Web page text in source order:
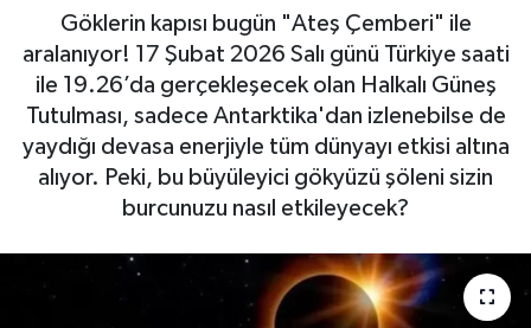
Göklerin kapısı bugün "Ateş Çemberi" ile
aralanıyor! 17 Şubat 2026 Salı günü Türkiye saati
ile 19.26’da gerçekleşecek olan Halkalı Güneş
Tutulması, sadece Antarktika'dan izlenebilse de
yaydığı devasa enerjiyle tüm dünyayı etkisi altına
alıyor. Peki, bu büyüleyici gökyüzü şöleni sizin
burcunuzu nasıl etkileyecek?